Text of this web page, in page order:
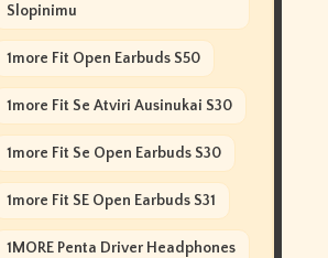
Slopinimu
1more Fit Open Earbuds S50
1more Fit Se Atviri Ausinukai S30
1more Fit Se Open Earbuds S30
1more Fit SE Open Earbuds S31
1MORE Penta Driver Headphones